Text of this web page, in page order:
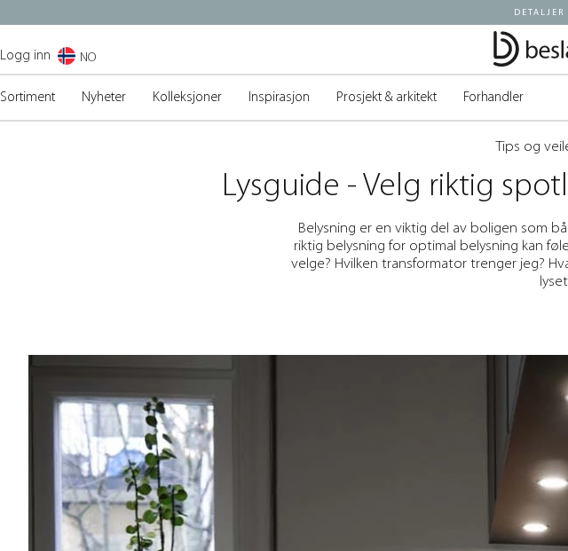
NO
Logg inn
Sortiment Nyheter Kolleksjoner Inspirasjon Prosjekt & arkitekt Forhandler
Tips og
Lysguide - Velg riktig
Belysning er en viktig del av boligen som
riktig belysning for optimal belysning kan
velge? Hvilken transformator trenger jeg?